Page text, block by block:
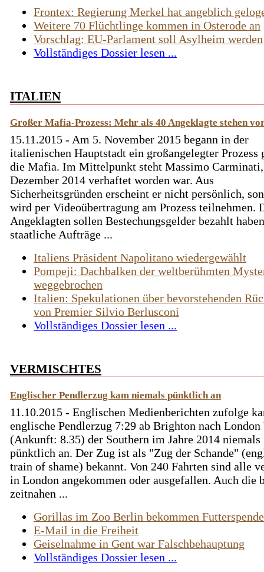
Frontex: Regierung Merkel hat angeblich
Weitere 70 Flüchtlinge kommen in Osterode an
Vorschlag: EU-Parlament soll Asylheim werden
Vollständiges Dossier lesen ...
ITALIEN
Großer Mafia-Prozess: Mehr als 40 Angeklagte stehen
15.11.2015 - Am 5. November 2015 begann in der
italienischen Hauptstadt ein großangelegter Prozess
die Mafia. Im Mittelpunkt steht Massimo
Dezember 2014 verhaftet worden war. Aus
Sicherheitsgründen erscheint er nicht persönlich,
wird per Videoübertragung am Prozess teilnehmen.
Angeklagten sollen Bestechungsgelder bezahlt
staatliche Aufträge ...
Italiens Präsident Napolitano wiedergewählt
Pompeji: Dachbalken der weltberühmten
weggebrochen
Italien: Spekulationen über bevorstehenden
von Premier Silvio Berlusconi
Vollständiges Dossier lesen ...
VERMISCHTES
Englischer Pendlerzug kam niemals pünktlich an
11.10.2015 - Englischen Medienberichten zufolge
englische Pendlerzug 7:29 ab Brighton nach
(Ankunft: 8.35) der Southern im Jahre 2014 niemals
pünktlich an. Der Zug ist als "Zug der Schande"
train of shame) bekannt. Von 240 Fahrten sind alle
in London angekommen oder ausgefallen. Auch die
zeitnahen ...
Gorillas im Zoo Berlin bekommen
E-Mail in die Freiheit
Geiselnahme in Gent war Falschbehauptung
Vollständiges Dossier lesen ...